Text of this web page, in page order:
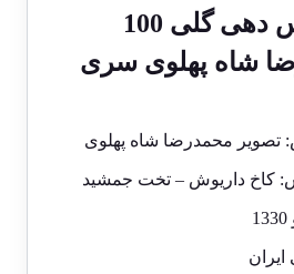
قیمت اسکناس دهی گلی 100
شاه پهلوی سری
تصویر محمدرضا شاه پهلوی
کاخ داریوش – تخت جمشید